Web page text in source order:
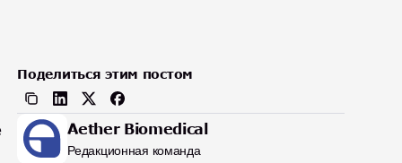
Поделиться этим постом
Aether Biomedical
Редакционная команда